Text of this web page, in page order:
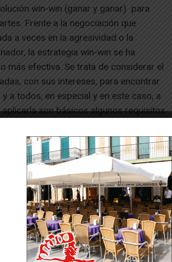
win-win (ganar y ganar) para
Frente a la negociación que
a veces en la agresividad o la
la estrategia win-win se ha
más efectiva. Se trata de considerar el
con sus intereses, para encontrar
a todos, en especial y en este caso, a
son básicos algunos requisitos
de las partes, comprender los
en un clima de confianza y disponer
ella se pueden encontrar soluciones en
haya que ceder intereses de cierto
calado. Para ello, en vez de confrontar,
en resolver la situación que se
respetuosa en todo momento,
el conflicto y encontrar una solución, sin
Desde luego hace falta crear un
lo que verdaderamente importa, el